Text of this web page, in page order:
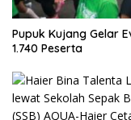
Pupuk Kujang Gelar
1.740 Peserta